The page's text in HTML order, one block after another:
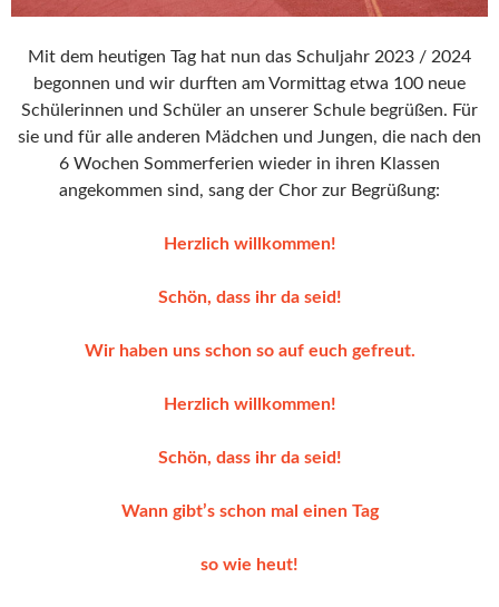
Mit dem heutigen Tag hat nun das Schuljahr 2023 / 2024
begonnen und wir durften am Vormittag etwa 100 neue
Schülerinnen und Schüler an unserer Schule begrüßen. Für
sie und für alle anderen Mädchen und Jungen, die nach den
6 Wochen Sommerferien wieder in ihren Klassen
angekommen sind, sang der Chor zur Begrüßung:
Herzlich willkommen!
Schön, dass ihr da seid!
Wir haben uns schon so auf euch gefreut.
Herzlich willkommen!
Schön, dass ihr da seid!
Wann gibt’s schon mal einen Tag
so wie heut!